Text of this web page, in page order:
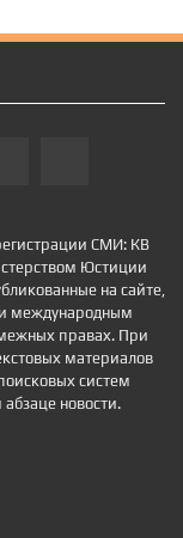
СМИ: КВ
Юстиции
на сайте,
международным
правах. При
материалов
систем
новости.